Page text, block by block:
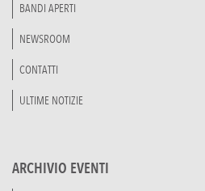
BANDI APERTI
NEWSROOM
CONTATTI
ULTIME NOTIZIE
ARCHIVIO EVENTI